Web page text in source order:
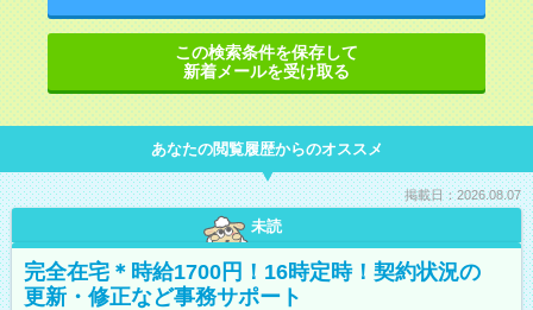
この検索条件を保存して
新着メールを受け取る
あなたの閲覧履歴からのオススメ
掲載日：2026.08.07
未読
完全在宅＊時給1700円！16時定時！契約状況の
更新・修正など事務サポート